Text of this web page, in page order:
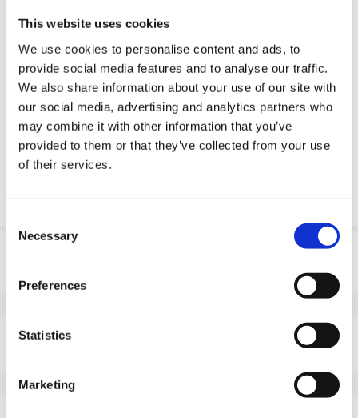
This website uses cookies
We use cookies to personalise content and ads, to
provide social media features and to analyse our traffic.
We also share information about your use of our site with
our social media, advertising and analytics partners who
may combine it with other information that you’ve
provided to them or that they’ve collected from your use
of their services.
Selection
Necessary
Preferences
Statistics
Marketing
Estimated time:Wykonane na zamówienie
Żądanie części OE
Download PDF
SKU
Dane techniczne
Średnica koła (mm)